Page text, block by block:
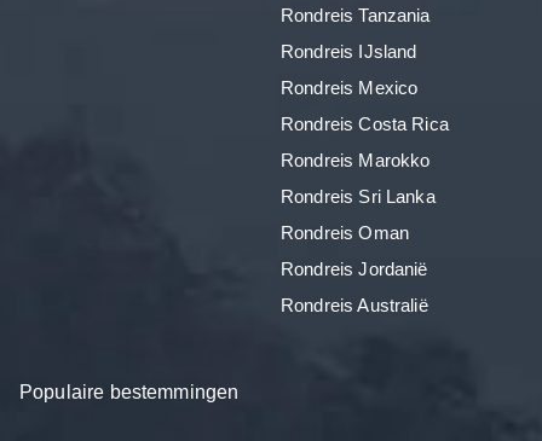
Rondreis Tanzania
Rondreis IJsland
Rondreis Mexico
Rondreis Costa Rica
Rondreis Marokko
Rondreis Sri Lanka
Rondreis Oman
Rondreis Jordanië
Rondreis Australië
Populaire bestemmingen